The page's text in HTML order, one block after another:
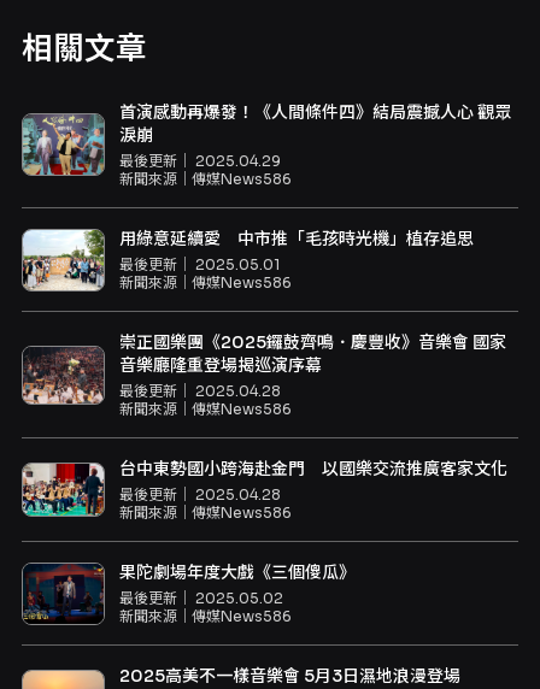
相關文章
首演感動再爆發！《人間條件四》結局震撼人心 觀眾
淚崩
最後更新｜ 2025.04.29
新聞來源｜ 傳媒News586
用綠意延續愛 中市推「毛孩時光機」植存追思
最後更新｜ 2025.05.01
新聞來源｜ 傳媒News586
崇正國樂團《2025鑼鼓齊鳴．慶豐收》音樂會 國家
音樂廳隆重登場揭巡演序幕
最後更新｜ 2025.04.28
新聞來源｜ 傳媒News586
台中東勢國小跨海赴金門 以國樂交流推廣客家文化
最後更新｜ 2025.04.28
新聞來源｜ 傳媒News586
果陀劇場年度大戲《三個傻瓜》
最後更新｜ 2025.05.02
新聞來源｜ 傳媒News586
2025高美不一樣音樂會 5月3日濕地浪漫登場